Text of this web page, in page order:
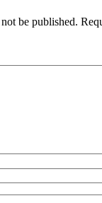
be published.